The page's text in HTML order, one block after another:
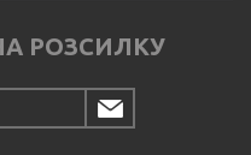
РОЗСИЛКУ